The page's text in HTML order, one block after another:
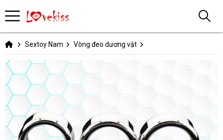
Sextoy Nam Vòng đeo dương vật